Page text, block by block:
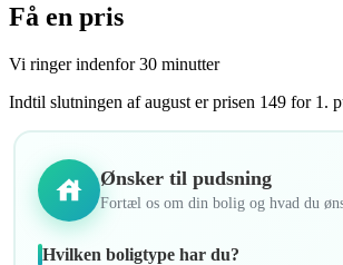
Få en pris
Vi ringer indenfor 30 minutter
Indtil slutningen af august er prisen 149 for 1.
Ønsker til pudsning
Fortæl os om din bolig og hvad du
Hvilken boligtype har du?